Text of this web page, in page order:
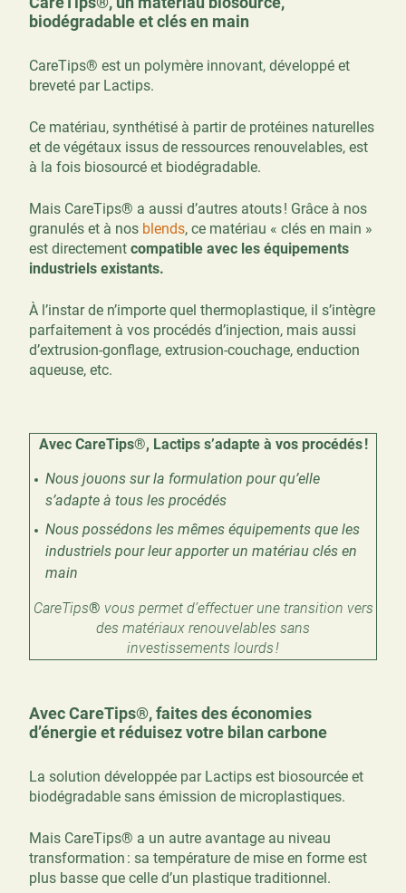
biodégradable et clés en main
CareTips® est un polymère innovant, développé et
breveté par Lactips.
Ce matériau, synthétisé à partir de protéines naturelles
et de végétaux issus de ressources renouvelables, est
à la fois biosourcé et biodégradable.
Mais CareTips® a aussi d’autres atouts ! Grâce à nos
granulés et à nos blends, ce matériau « clés en main »
est directement compatible avec les équipements
industriels existants.
À l’instar de n’importe quel thermoplastique, il s’intègre
parfaitement à vos procédés d’injection, mais aussi
d’extrusion-gonflage, extrusion-couchage, enduction
aqueuse, etc.
Avec CareTips®, Lactips s’adapte à vos procédés !
Nous jouons sur la formulation pour qu’elle
s’adapte à tous les procédés
Nous possédons les mêmes équipements que les
industriels pour leur apporter un matériau clés en
main
CareTips® vous permet d’effectuer une transition vers
des matériaux renouvelables sans
investissements lourds !
Avec CareTips®, faites des économies
d’énergie et réduisez votre bilan carbone
La solution développée par Lactips est biosourcée et
biodégradable sans émission de microplastiques.
Mais CareTips® a un autre avantage au niveau
transformation : sa température de mise en forme est
plus basse que celle d’un plastique traditionnel.